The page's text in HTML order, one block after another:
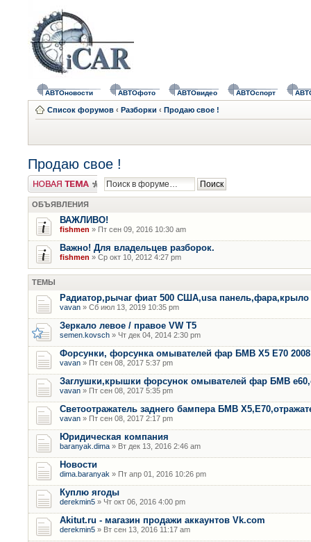
АВТОновости АВТОфото АВТОвидео АВТОспорт
Список форумов ‹ Разборки ‹ Продаю свое !
Продаю свое !
Новая тема
ОБЪЯВЛЕНИЯ
ВАЖЛИВО!
fishmen » Пт сен 09, 2016 10:30 am
Важно! Для владельцев разборок.
fishmen » Ср окт 10, 2012 4:27 pm
ТЕМЫ
Радиатор,рычаг фиат 500 США,usa панель,фара,крыло
vavan » Сб июл 13, 2019 10:35 pm
Зеркало левое / правое VW T5
semen.kovsch » Чт дек 04, 2014 2:30 pm
Форсунки, форсунка омывателей фар БМВ Х5 Е70 2008
vavan » Пт сен 08, 2017 5:37 pm
Заглушки,крышки форсунок омывателей фар БМВ
vavan » Пт сен 08, 2017 5:35 pm
Светоотражатель заднего бампера БМВ
vavan » Пт сен 08, 2017 2:17 pm
Юридическая компания
baranyak.dima » Вт дек 13, 2016 2:46 am
Новости
dima.baranyak » Пт апр 01, 2016 10:26 pm
Куплю ягоды
derekmin5 » Чт окт 06, 2016 4:00 pm
Akitut.ru - магазин продажи аккаунтов Vk.com
derekmin5 » Вт сен 13, 2016 11:17 am